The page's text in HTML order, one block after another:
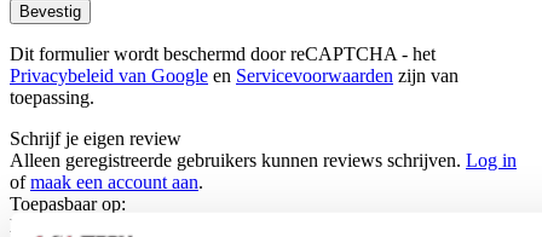
Bevestig
Dit formulier wordt beschermd door reCAPTCHA - het
Privacybeleid van Google en Servicevoorwaarden zijn van
toepassing.
Schrijf je eigen review
Alleen geregistreerde gebruikers kunnen reviews schrijven. Log in
ofmaak een account aan.
Toepasbaar op:
Honda